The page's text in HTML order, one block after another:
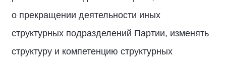
о прекращении деятельности иных
структурных подразделений Партии, изменять
структуру и компетенцию структурных